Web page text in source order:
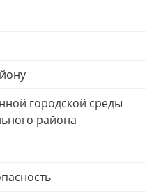
городской среды
района